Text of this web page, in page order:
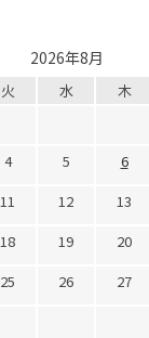
2026年8月
火 水 木
4 5 6
11 12 13
18 19 20
25 26 27